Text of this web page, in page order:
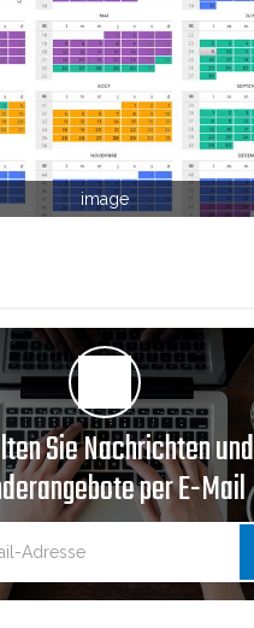
image
Sie Nachrichten und
per E-Mail